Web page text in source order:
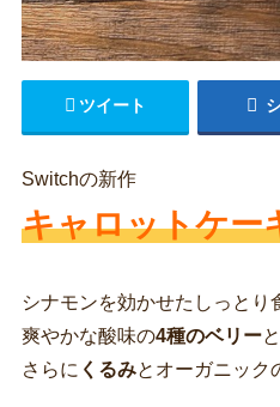
ツイート
Switchの新作
キャロットケー
シナモンを効かせたしっとり
爽やかな酸味の4種のベリーと
さらに くるみとオーガニック